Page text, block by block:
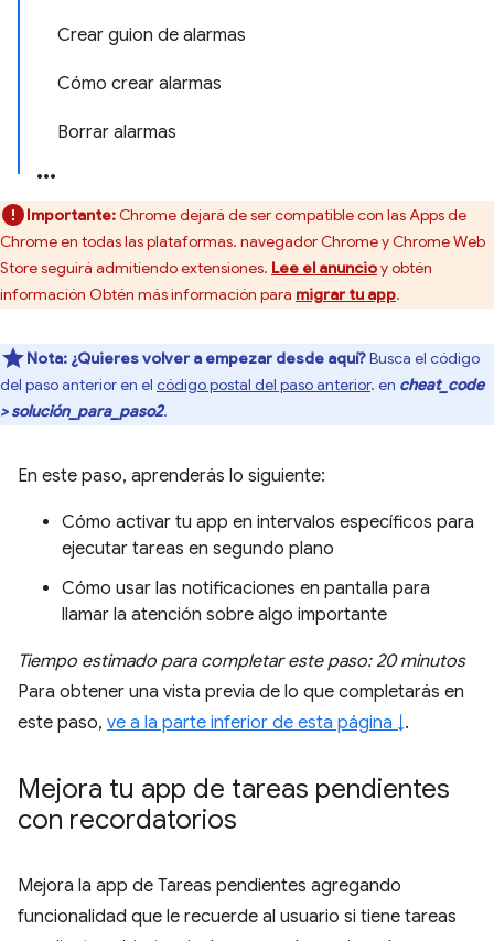
Crear guion de alarmas
Cómo crear alarmas
Borrar alarmas
Importante:Chrome dejará de ser compatible con las Apps de
Chrome en todas las plataformas. navegador Chrome y Chrome Web
Store seguirá admitiendo extensiones. Lee el anuncioy obtén
información Obtén más información para migrar tu app.
Nota: ¿Quieres volver a empezar desde aquí?Busca el código
del paso anterior en el código postal del paso anterior. en cheat_code
> solución_para_paso2.
En este paso, aprenderás lo siguiente:
Cómo activar tu app en intervalos específicos para
ejecutar tareas en segundo plano
Cómo usar las notificaciones en pantalla para
llamar la atención sobre algo importante
Tiempo estimado para completar este paso: 20 minutos
Para obtener una vista previa de lo que completarás en
este paso, ve a la parte inferior de esta página ↓.
Mejora tu app de tareas pendientes
con recordatorios
Mejora la app de Tareas pendientes agregando
funcionalidad que le recuerde al usuario si tiene tareas